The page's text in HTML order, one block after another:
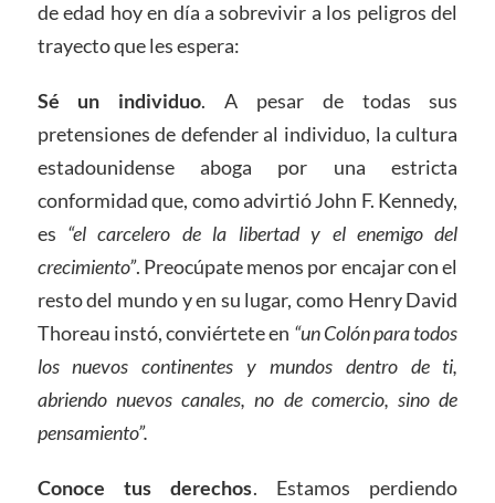
de edad hoy en día a sobrevivir a los peligros del
trayecto que les espera:
Sé un individuo. A pesar de todas sus
pretensiones de defender al individuo, la cultura
estadounidense aboga por una estricta
conformidad que, como advirtió John F. Kennedy,
es “el carcelero de la libertad y el enemigo del
crecimiento”. Preocúpate menos por encajar con el
resto del mundo y en su lugar, como Henry David
Thoreau instó, conviértete en “un Colón para todos
los nuevos continentes y mundos dentro de ti,
abriendo nuevos canales, no de comercio, sino de
pensamiento”.
Conoce tus derechos. Estamos perdiendo